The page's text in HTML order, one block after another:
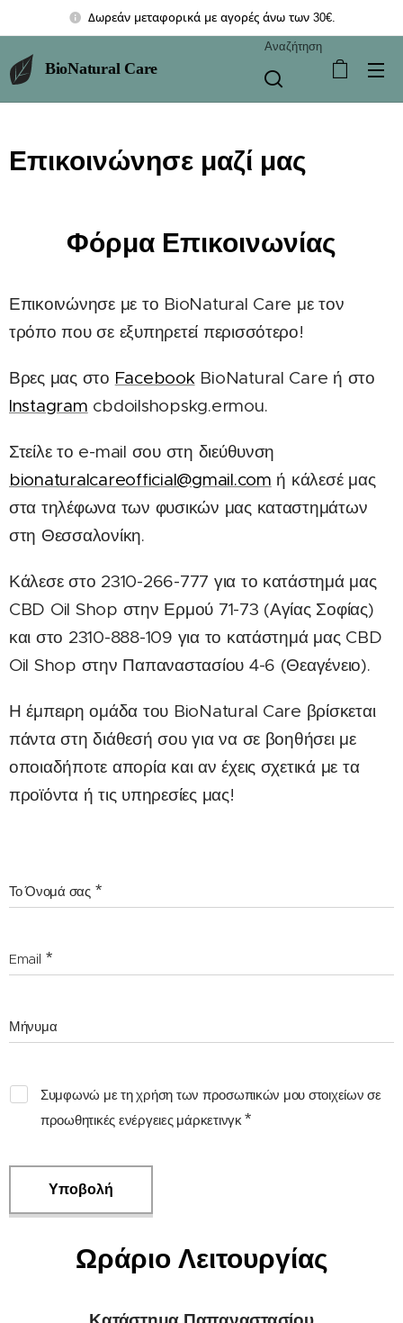
Δωρεάν μεταφορικά με αγορές άνω των 30€.
BioNatural Care
Αναζήτηση
Επικοινώνησε μαζί μας
Φόρμα Επικοινωνίας
Επικοινώνησε με το BioNatural Care με τον
τρόπο που σε εξυπηρετεί περισσότερο!
Βρες μας στο FacebookBioNatural Care ή στο
Instagram cbdoilshopskg.ermou.
Στείλε το e-mail σου στη διεύθυνση
bionaturalcareofficial@gmail.com ή κάλεσέ μας
στα τηλέφωνα των φυσικών μας καταστημάτων
στη Θεσσαλονίκη.
Κάλεσε στο 2310-266-777 για το κατάστημά μας
CBD Oil Shop στην Ερμού 71-73 (Αγίας Σοφίας)
και στο 2310-888-109 για το κατάστημά μας CBD
Oil Shop στην Παπαναστασίου 4-6 (Θεαγένειο).
Η έμπειρη ομάδα του BioNatural Care βρίσκεται
πάντα στη διάθεσή σου για να σε βοηθήσει με
οποιαδήποτε απορία και αν έχεις σχετικά με τα
προϊόντα ή τις υπηρεσίες μας!
Το Όνομά σας
Email
Μήνυμα
Συμφωνώ με τη χρήση των προσωπικών μου στοιχείων σε
προωθητικές ενέργειες μάρκετινγκ
Υποβολή
Ωράριο Λειτουργίας